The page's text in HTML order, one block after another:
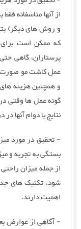
و روش های دیگر)
که ممکن است
عمل کاشت مو صورت
و همچنین هزینه
گونه عمل ها وقتی
نتایج با دوام آنها
- تحقیق در مورد
بستگی به تجربه و
از جمله میزان
شود، تکنیک های
اهمیت دارند.